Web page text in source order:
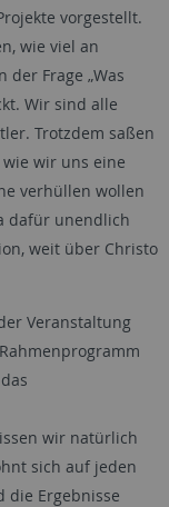
vorgestellt.
wie viel an
Frage „Was
Wir sind alle
Trotzdem saßen
wir uns eine
verhüllen wollen
dafür unendlich
weit über Christo
Veranstaltung
wir natürlich
sich auf jeden
die Ergebnisse